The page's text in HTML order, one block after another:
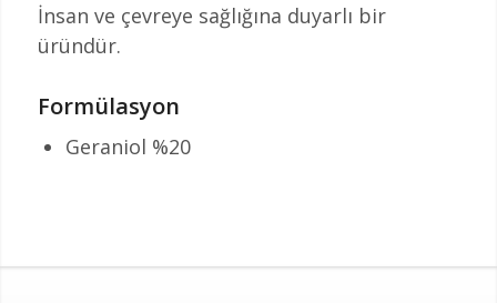
İnsan ve çevreye sağlığına duyarlı bir
üründür.
Formülasyon
Geraniol %20